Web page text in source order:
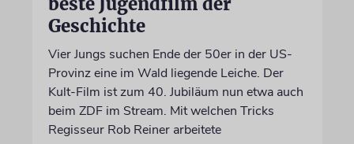
Geschichte
Vier Jungs suchen Ende der 50er in der US-
Provinz eine im Wald liegende Leiche. Der
Kult-Film ist zum 40. Jubiläum nun etwa auch
beim ZDF im Stream. Mit welchen Tricks
Regisseur Rob Reiner arbeitete